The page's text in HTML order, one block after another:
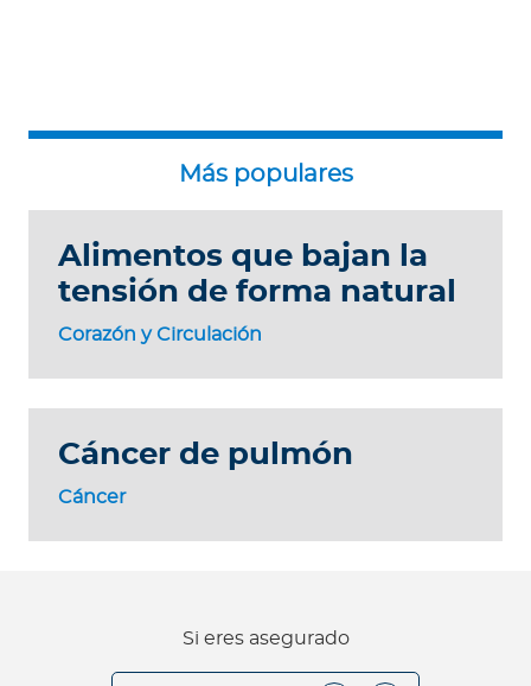
Corazón y Circulación
Alimentos que bajan la
tensión de forma natural
Cáncer
Cáncer de pulmón
Si eres asegurado